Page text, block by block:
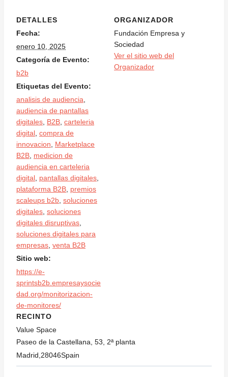
DETALLES
Fecha:
enero 10, 2025
Categoría de Evento:
b2b
Etiquetas del Evento:
analisis de audiencia
audiencia de pantallas
digitales B2B carteleria
digital compra de
innovacion
Marketplace
B2B medicion de
audiencia en carteleria
digital pantallas digitales
plataforma B2B premios
scaleups b2b soluciones
digitales soluciones
digitales disruptivas
soluciones digitales para
empresas venta B2B
Sitio web:
https://e-
sprintsb2b.empresaysocie
dad.org/monitorizacion-
de-monitores/
RECINTO
Value Space
Paseo de la Castellana, 53, 2ª planta
Madrid 28046Spain
ORGANIZADOR
Fundación Empresa y
Sociedad
Ver el sitio web del
Organizador